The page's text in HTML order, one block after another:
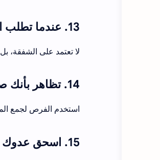
13. عندما تطلب المساعدة، نادِ إلى مصالح الآخرين
لا تعتمد على الشفقة،
14. تظاهر بأنك صديق واعمل كجاسوس
استخدم الفرص لجمع
15. اسحق عدوك تمامًا